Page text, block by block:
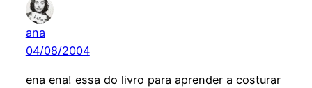
ana
04/08/2004
ena ena! essa do livro para aprender a costurar